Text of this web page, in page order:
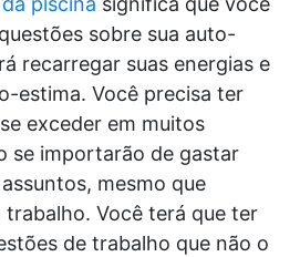
sobre sua auto-
recarregar suas energias e
estima. Você precisa ter
exceder em muitos
se importarão de gastar
mesmo que
trabalho. Você terá que ter
de trabalho que não o